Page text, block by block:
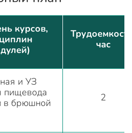
курсов,
час
и УЗ
пищевода
в брюшной
2